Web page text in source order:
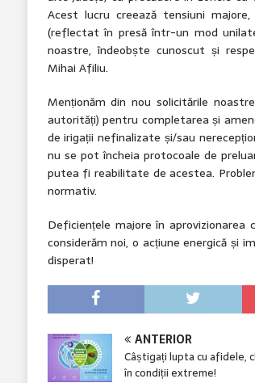
Acest lucru creează tensiuni
(reflectat în presă într-un mod
noastre, îndeobște cunoscut și
Mihai Afiliu.
Menționăm din nou solicitările
autorități) pentru completarea și
de irigații nefinalizate și/sau
nu se pot încheia protocoale de
putea fi reabilitate de acestea.
normativ.
Deficiențele majore în
considerăm noi, o acțiune energică și
disperat!
ANTERIOR
Câștigați lupta cu afidele,
în condiții extreme!